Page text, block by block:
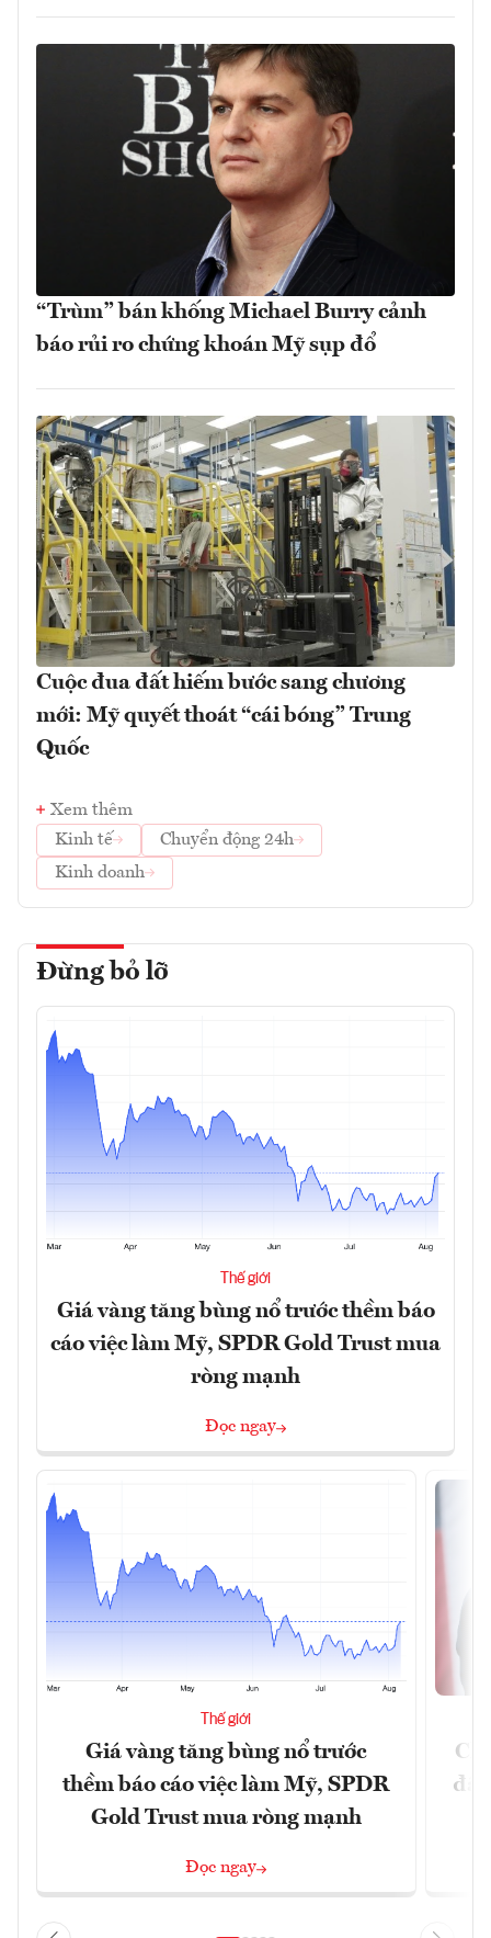
“Trùm” bán khống Michael Burry cảnh
báo rủi ro chứng khoán Mỹ sụp đổ
Cuộc đua đất hiếm bước sang chương
mới: Mỹ quyết thoát “cái bóng” Trung
Quốc
Xem thêm
Kinh tế
Chuyển động 24h
Kinh doanh
Đừng bỏ lỡ
Thế giới
Giá vàng tăng bùng nổ trước thềm báo
cáo việc làm Mỹ, SPDR Gold Trust mua
ròng mạnh
Đọc ngay
Thế giới
Giá vàng tăng bùng nổ trước
thềm báo cáo việc làm Mỹ, SPDR
Gold Trust mua ròng mạnh
Đọc ngay
đã